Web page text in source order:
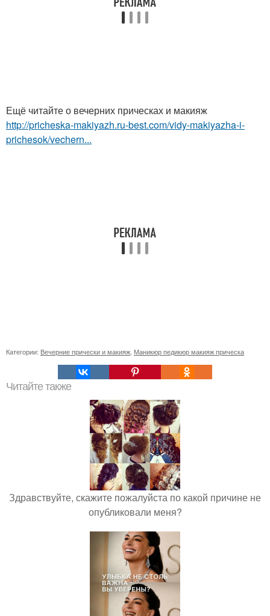
Ещё читайте о вечерних прическах и макияж
http://pricheska-makiyazh.ru-best.com/vidy-makiyazha-i-
prichesok/vechern...
Категории: Вечерние прически и макияж, Маникюр педикюр макияж прическа
Читайте также
Здравствуйте, скажите пожалуйста по какой причине не
опубликовали меня?